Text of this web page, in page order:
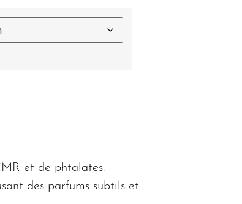
et de phtalates.
des parfums subtils et